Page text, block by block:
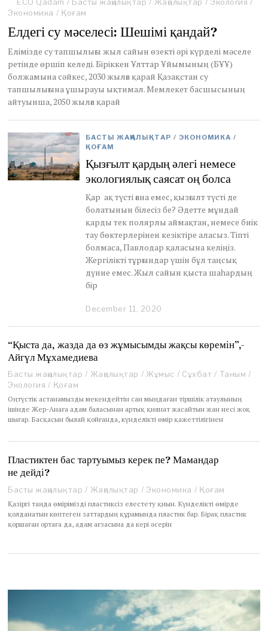
o
v
m
e
r
1
2
,
0
2
5
ECO Qadam / Басты жаңалықтар / Жаңалықтар / Экология /
Экономика / Қоғам
Елдегі су мәселесі: Шешімі қандай?
Елімізде су тапшылығы жыл сайын өзекті әрі күрделі мәселе
ретінде өршіп келеді. Біріккен Ұлттар Ұйымының (БҰҰ)
болжамына сәйкес, 2030 жылға қарай Қазақстан су
тапшылығына ұшырауы ықтимал. Мемлекет басшысының
айтуынша, 2050 жылға қарай
БАСТЫ ЖАҢАЛЫҚТАР / ЭКОНОМИКА /
ҚОҒАМ
Қызғылт қардың әлегі немесе
экологиялық саясат оң болса
Қар ақ түсті ғана емес, қызғылт түсті де
болатынын білесіз бе? Әдетте мұндай
қарды тек полярлы аймақтан, немесе биік
тау бөктерлерінен кезіктіре аласыз. Тіпті
болмаса, Павлодар қаласына келіңіз.
Жергілікті тұрғындар үшін бұл таңсық
дүние емес. Жыл сайын қыста шаһардың
бір
December 11, 2020
e
4
,
0
“Қыста да, жазда да өз жұмысымды жақсы көремін”,-
Айгүл Мұхамедиева
Басты жаңалықтар / Жаңалықтар / Жұмыс / Сұхбат / Таным /
Экология / Қоғам
Оңтүстік астанамызды мекендейтін сан мыңдаған тіршілік атаулының
ішінде Жер-Анаға адам баласынан артық қиянат жасайтын жан иесі жоқ
шығар. Басқасын былай қойғанда, күнделікті өмір қажеттілігінен
Пластиктен бас тартуымыз керек пе? Мамандар
не дейді?
Басты жаңалықтар / Жаңалықтар / Экономика / Қоғам
Қазіргі таңда өмірімізді пластиксіз елестету қиын. Күнделікті өмірде
қолданатын көптеген заттардың құрамында пластик бар. Бірақ пластик
қоршаған ортаға да, адам ағзасына да кері әсерін